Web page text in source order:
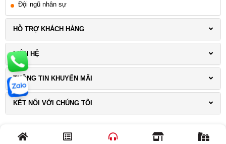
Đội ngũ nhân sự
HỖ TRỢ KHÁCH HÀNG
LIÊN HỆ
THÔNG TIN KHUYẾN MÃI
KẾT NỐI VỚI CHÚNG TÔI